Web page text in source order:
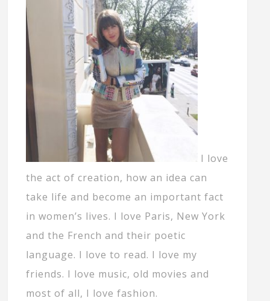
I love
the act of creation, how an idea can
take life and become an important fact
in women’s lives. I love Paris, New York
and the French and their poetic
language. I love to read. I love my
friends. I love music, old movies and
most of all, I love fashion.